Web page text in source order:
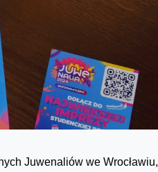
Juwenaliów we Wrocławiu,